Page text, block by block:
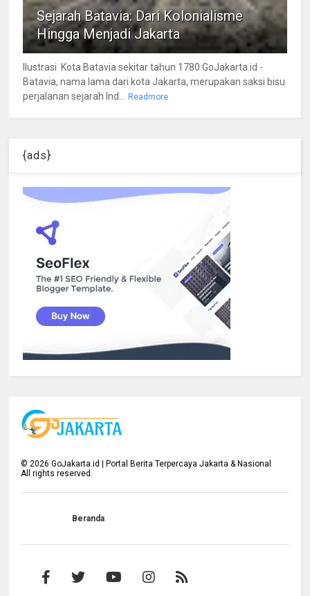
Sejarah Batavia: Dari Kolonialisme
Hingga Menjadi Jakarta
Ilustrasi Kota Batavia sekitar tahun 1780 GoJakarta.id -
Batavia, nama lama dari kota Jakarta, merupakan saksi bisu
perjalanan sejarah Ind... Readmore
{ads}
©2026 GoJakarta.id | Portal Berita Terpercaya Jakarta & Nasional
All rights reserved.
Beranda